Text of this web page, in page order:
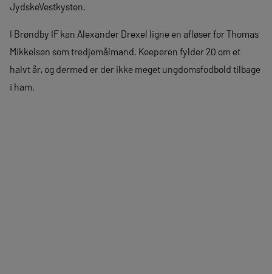
JydskeVestkysten.
I Brøndby IF kan Alexander Drexel ligne en afløser for Thomas
Mikkelsen som tredjemålmand. Keeperen fylder 20 om et
halvt år, og dermed er der ikke meget ungdomsfodbold tilbage
i ham.